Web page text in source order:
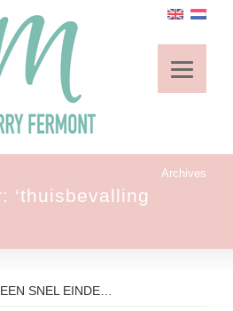
Archives
‘thuisbevalling
SNEL EINDE…